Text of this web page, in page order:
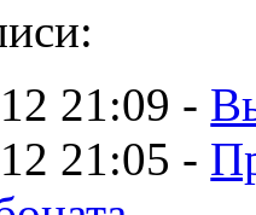
21:09 -
21:05 -